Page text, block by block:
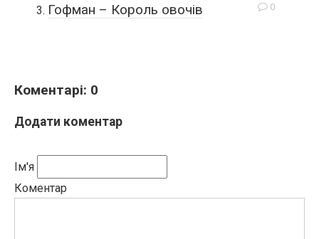
0
Гофман – Король овочів
Коментарі: 0
Додати коментар
Ім'я
Коментар